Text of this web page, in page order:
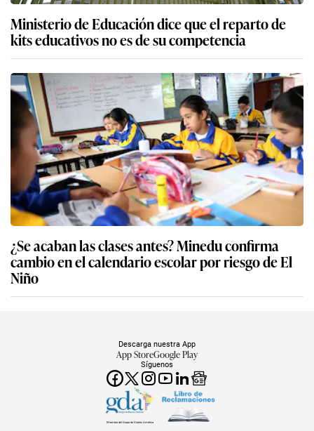
Ministerio de Educación dice que el reparto de
kits educativos no es de su competencia
¿Se acaban las clases antes? Minedu confirma
cambio en el calendario escolar por riesgo de El
Niño
Síguenos
Descarga nuestra App
App StoreGoogle Play
Miembro del Grupo de Diarios América